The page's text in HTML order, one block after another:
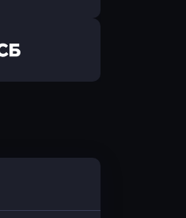
заявку
Банк